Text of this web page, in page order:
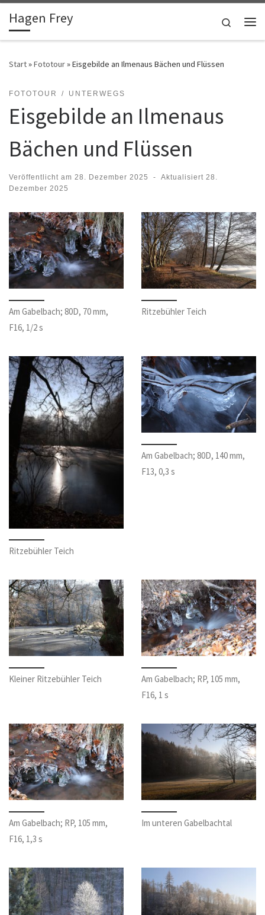
Zum Inhalt springen
Hagen Frey
Search
Start»Fototour»Eisgebilde an Ilmenaus Bächen und Flüssen
FOTOTOUR UNTERWEGS
Eisgebilde an Ilmenaus
Bächen und Flüssen
Veröffentlicht am 28. Dezember 2025 - Aktualisiert 28.
Dezember 2025
Am Gabelbach; 80D, 70 mm,
F16, 1/2 s
Ritzebühler Teich
Ritzebühler Teich
Am Gabelbach; 80D, 140 mm,
F13, 0,3 s
Kleiner Ritzebühler Teich
Am Gabelbach; RP, 105 mm,
F16, 1 s
Am Gabelbach; RP, 105 mm,
F16, 1,3 s
Im unteren Gabelbachtal